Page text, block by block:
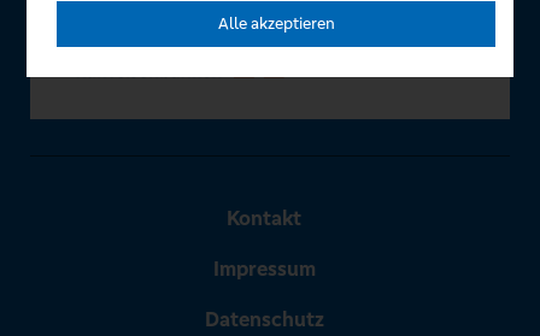
Kontakt
Impressum
Datenschutz
Alle akzeptieren